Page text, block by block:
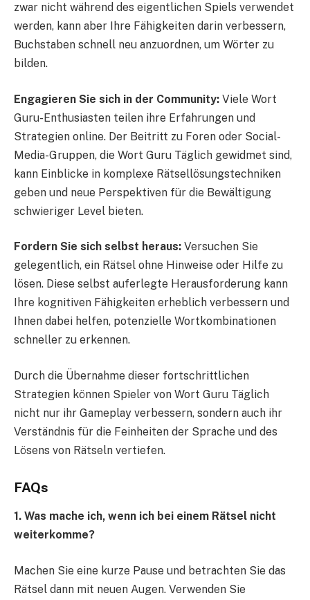
zwar nicht während des eigentlichen Spiels verwendet
werden, kann aber Ihre Fähigkeiten darin verbessern,
Buchstaben schnell neu anzuordnen, um Wörter zu
bilden.
Engagieren Sie sich in der Community: Viele Wort
Guru-Enthusiasten teilen ihre Erfahrungen und
Strategien online. Der Beitritt zu Foren oder Social-
Media-Gruppen, die Wort Guru Täglich gewidmet sind,
kann Einblicke in komplexe Rätsellösungstechniken
geben und neue Perspektiven für die Bewältigung
schwieriger Level bieten.
Fordern Sie sich selbst heraus: Versuchen Sie
gelegentlich, ein Rätsel ohne Hinweise oder Hilfe zu
lösen. Diese selbst auferlegte Herausforderung kann
Ihre kognitiven Fähigkeiten erheblich verbessern und
Ihnen dabei helfen, potenzielle Wortkombinationen
schneller zu erkennen.
Durch die Übernahme dieser fortschrittlichen
Strategien können Spieler von Wort Guru Täglich
nicht nur ihr Gameplay verbessern, sondern auch ihr
Verständnis für die Feinheiten der Sprache und des
Lösens von Rätseln vertiefen.
FAQs
1. Was mache ich, wenn ich bei einem Rätsel nicht
weiterkomme?
Machen Sie eine kurze Pause und betrachten Sie das
Rätsel dann mit neuen Augen. Verwenden Sie